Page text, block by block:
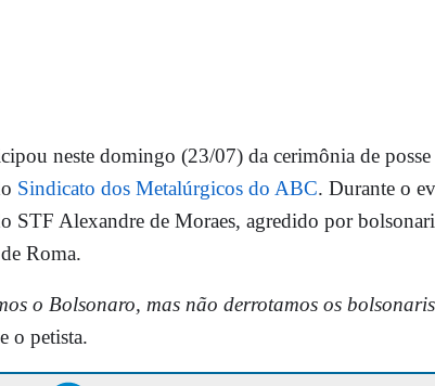
neste domingo (23/07) da cerimônia de
Sindicato dos Metalúrgicos do ABC. Durante o
STF Alexandre de Moraes, agredido por
Roma.
o Bolsonaro, mas não derrotamos os
o petista.